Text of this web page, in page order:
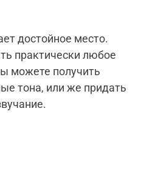
достойное место.
практически любое
можете получить
тона, или же придать